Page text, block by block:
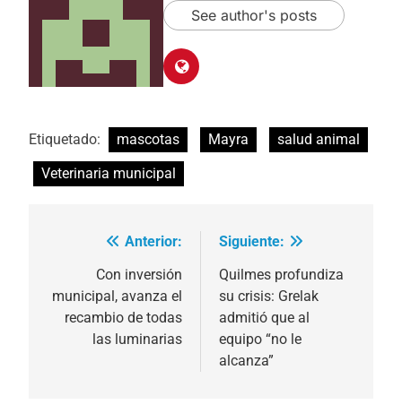
See author's posts
Etiquetado: mascotas Mayra
salud animal
Veterinaria municipal
Navegación
entradas
Anterior:
Con inversión
municipal, avanza el
recambio de todas
las luminarias
Siguiente:
Quilmes profundiza
su crisis: Grelak
admitió que al
equipo “no le
alcanza”